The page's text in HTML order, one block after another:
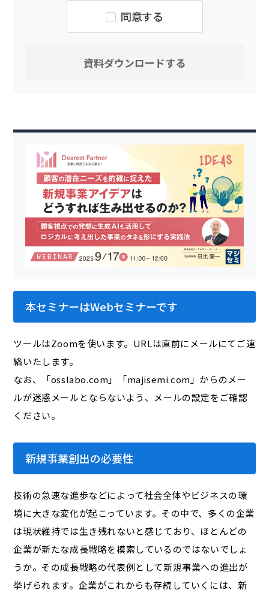
同意する
本セミナーはWebセミナーです
ツールはZoomを使います。URLは直前にメールにてご連
絡いたします。
なお、「osslabo.com」「majisemi.com」からのメー
ルが迷惑メールとならないよう、メールの設定をご確認
ください。
新規事業創出の必要性
技術の急速な進歩などによって社会全体やビジネスの環
境に大きな変化が起こっています。その中で、多くの企業
は現状維持では生き残れないと感じており、ほとんどの
企業が新たな成長戦略を模索しているのではないでしょ
うか。その成長戦略の代表例として新規事業への進出が
挙げられます。企業がこれからも存続していくには、新